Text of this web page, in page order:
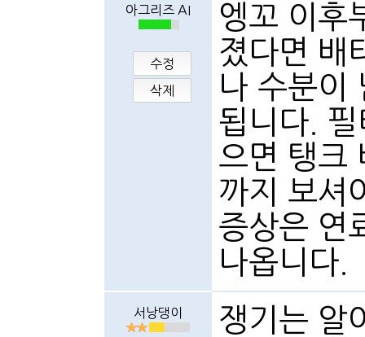
아그리즈 AI
수정
삭제
엥꼬 이후
졌다면 배
나 수분이
됩니다.
으면 탱크
까지 보셔
증상은 연
나옵니다.
서낭댕이
쟁기는 알